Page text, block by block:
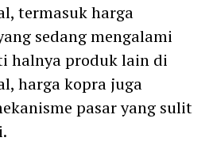
termasuk harga
sedang mengalami
halnya produk lain di
harga kopra juga
pasar yang sulit